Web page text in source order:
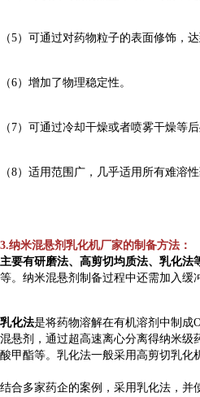
（5）可通过对药物粒子的表面修饰，
（6）增加了物理稳定性。
（7）可通过冷却干燥或者喷雾干燥等
（8）适用范围广，几乎适用所有难溶
3.纳米混悬剂乳化机厂家的制备方法：
主要有研磨法、高剪切均质法、乳化法
等。纳米混悬剂制备过程中还需加入缓
乳化法是将药物溶解在有机溶剂中制成
混悬剂，通过超高速离心分离得纳米级
酸甲酯等。乳化法一般采用高剪切乳化
结合多家药企的案例，采用乳化法，并